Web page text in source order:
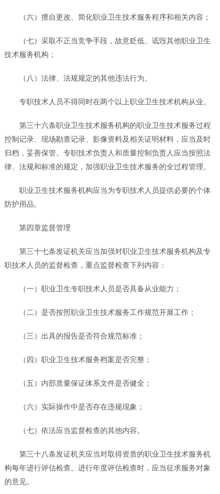
（六）擅自更改、简化职业卫生技术服务程序和相关内容；
（七）采取不正当竞争手段，故意贬低、诋毁其他职业卫生
技术服务机构；
（八）法律、法规规定的其他违法行为。
专职技术人员不得同时在两个以上职业卫生技术机构从业。
第三十六条职业卫生技术服务机构的职业卫生技术服务过程
控制记录、现场勘查记录、影像资料及相关证明材料，应当及时
归档，妥善保管。专职技术负责人和质量控制负责人应当按照法
律、法规和标准的规定，加强职业卫生技术服务的全过程管理。
职业卫生技术服务机构应当为专职技术人员提供必要的个体
防护用品。
第四章监督管理
第三十七条发证机关应当加强对职业卫生技术服务机构及专
职技术人员的监督检查，重点监督检查下列内容：
（一）职业卫生专职技术人员是否具备从业能力；
（二）是否按照职业卫生技术服务工作规范开展工作；
（三）出具的报告是否符合规范标准；
（四）职业卫生技术服务档案是否完整；
（五）内部质量保证体系文件是否健全；
（六）实际操作中是否存在违规现象；
（七）依法应当监督检查的其他内容。
第三十八条发证机关应当对取得资质的职业卫生技术服务机
构每年进行评估检查。进行年度评估检查时，应当征求服务对象
的意见。